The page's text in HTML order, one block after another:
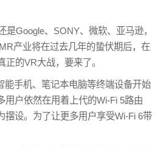
Google、SONY、微软、亚马逊，
产业将在过去几年的蛰伏期后，在
正的VR大战，要来了。
手机、笔记本电脑等终端设备开始
用户依然在用着上代的Wi-Fi 5路由
摆设。为了让更多用户享受Wi-Fi 6带